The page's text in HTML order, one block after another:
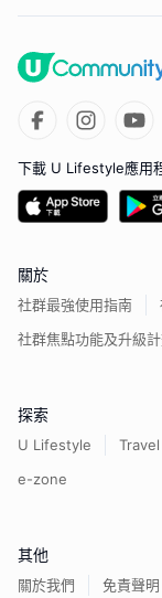
下載 U Lifestyle應用
關於
社群最強使用指南
社群焦點功能及升級
探索
U Lifestyle Travel
e-zone
其他
關於我們 免責聲明